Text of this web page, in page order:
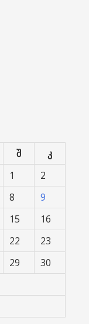
შ კ
1
2
8
9
15
16
22
23
29
30